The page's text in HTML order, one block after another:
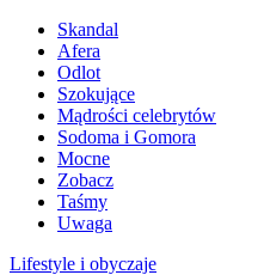
Skandal
Afera
Odlot
Szokujące
Mądrości celebrytów
Sodoma i Gomora
Mocne
Zobacz
Taśmy
Uwaga
Lifestyle i obyczaje